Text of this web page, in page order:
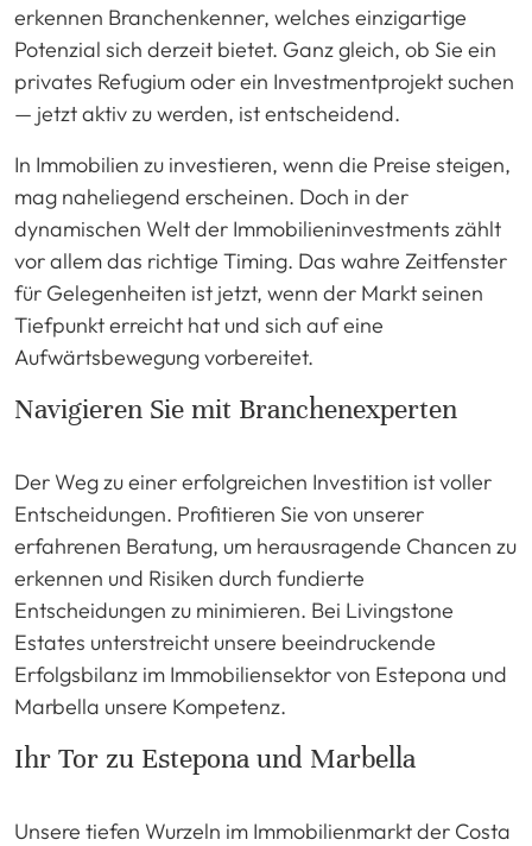
erkennen Branchenkenner, welches einzigartige
Potenzial sich derzeit bietet. Ganz gleich, ob Sie ein
privates Refugium oder ein Investmentprojekt suchen
— jetzt aktiv zu werden, ist entscheidend.
In Immobilien zu investieren, wenn die Preise steigen,
mag naheliegend erscheinen. Doch in der
dynamischen Welt der Immobilieninvestments zählt
vor allem das richtige Timing. Das wahre Zeitfenster
für Gelegenheiten ist jetzt, wenn der Markt seinen
Tiefpunkt erreicht hat und sich auf eine
Aufwärtsbewegung vorbereitet.
Navigieren Sie mit Branchenexperten
Der Weg zu einer erfolgreichen Investition ist voller
Entscheidungen. Profitieren Sie von unserer
erfahrenen Beratung, um herausragende Chancen zu
erkennen und Risiken durch fundierte
Entscheidungen zu minimieren. Bei Livingstone
Estates unterstreicht unsere beeindruckende
Erfolgsbilanz im Immobiliensektor von Estepona und
Marbella unsere Kompetenz.
Ihr Tor zu Estepona und Marbella
Unsere tiefen Wurzeln im Immobilienmarkt der Costa